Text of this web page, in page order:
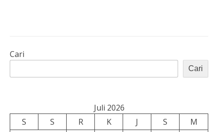
Cari
Cari
Juli 2026
S
S R K J S
M